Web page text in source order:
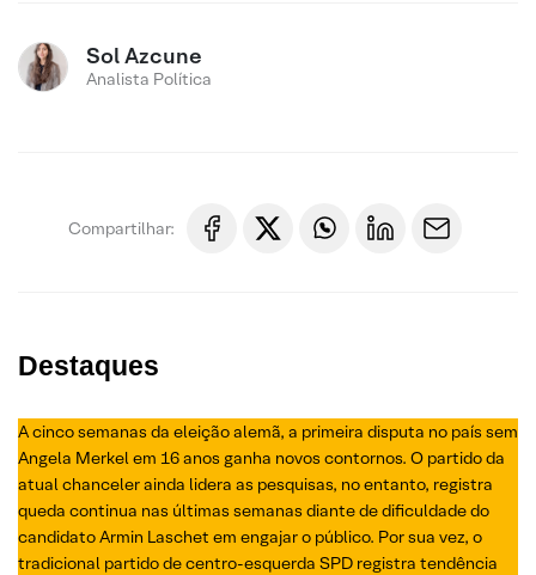
Sol Azcune
Analista Política
Compartilhar:
Destaques
A cinco semanas da eleição alemã, a primeira disputa no país sem
Angela Merkel em 16 anos ganha novos contornos. O partido da
atual chanceler ainda lidera as pesquisas, no entanto, registra
queda continua nas últimas semanas diante de dificuldade do
candidato Armin Laschet em engajar o público. Por sua vez, o
tradicional partido de centro-esquerda SPD registra tendência